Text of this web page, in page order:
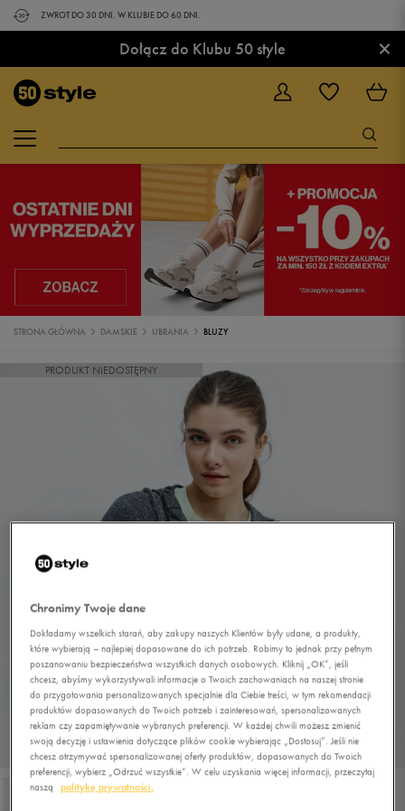
ZWROT DO 30 DNI. W KLUBIE DO 60 DNI.
Dołącz do Klubu 50 style ×
STRONA GŁÓWNA DAMSKIE UBRANIA BLUZY
PRODUKT NIEDOSTĘPNY
Chronimy Twoje dane
Dokładamy wszelkich starań, aby zakupy naszych Klientów były udane, a produkty,
które wybierają – najlepiej dopasowane do ich potrzeb. Robimy to jednak przy pełnym
poszanowaniu bezpieczeństwa wszystkich danych osobowych. Kliknij „OK”, jeśli
chcesz, abyśmy wykorzystywali informacje o Twoich zachowaniach na naszej stronie
do przygotowania personalizowanych specjalnie dla Ciebie treści, w tym rekomendacji
produktów dopasowanych do Twoich potrzeb i zainteresowań, spersonalizowanych
reklam czy zapamiętywanie wybranych preferencji. W każdej chwili możesz zmienić
swoją decyzję i ustawienia dotyczące plików cookie wybierając „Dostosuj”. Jeśli nie
chcesz otrzymywać spersonalizowanej oferty produktów, dopasowanych do Twoich
preferencji, wybierz „Odrzuć wszystkie”. W celu uzyskania więcej informacji, przeczytaj
naszą
politykę prywatności.